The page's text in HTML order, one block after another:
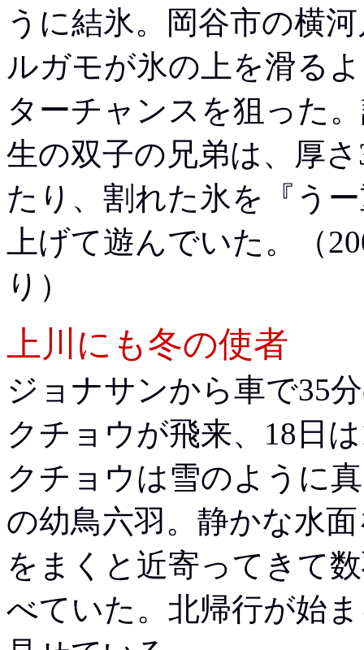
うに結氷。岡谷市の横
ルガモが氷の上を滑る
ターチャンスを狙った
生の双子の兄弟は、厚
たり、割れた氷を『う
上げて遊んでいた。（
り）
上川にも冬の使者
ジョナサンから車で35
クチョウが飛来、18日
クチョウは雪のように
の幼鳥六羽。静かな水
をまくと近寄ってきて
べていた。北帰行が始